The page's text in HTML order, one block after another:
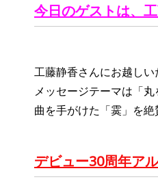
今日のゲストは、
工藤静香さんにお越し
メッセージテーマは「
曲を手がけた「霙」を絶
デビュー30周年ア